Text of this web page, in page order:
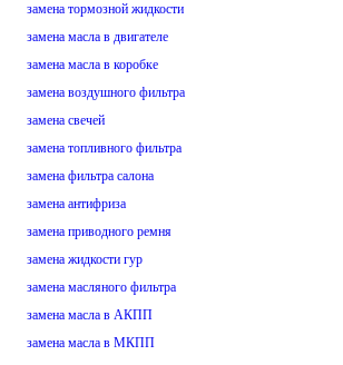
замена тормозной жидкости
замена масла в двигателе
замена масла в коробке
замена воздушного фильтра
замена свечей
замена топливного фильтра
замена фильтра салона
замена антифриза
замена приводного ремня
замена жидкости гур
замена масляного фильтра
замена масла в АКПП
замена масла в МКПП